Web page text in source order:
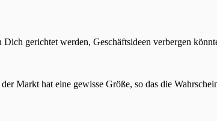
gerichtet werden, Geschäftsideen verbergen
Markt hat eine gewisse Größe, so das die